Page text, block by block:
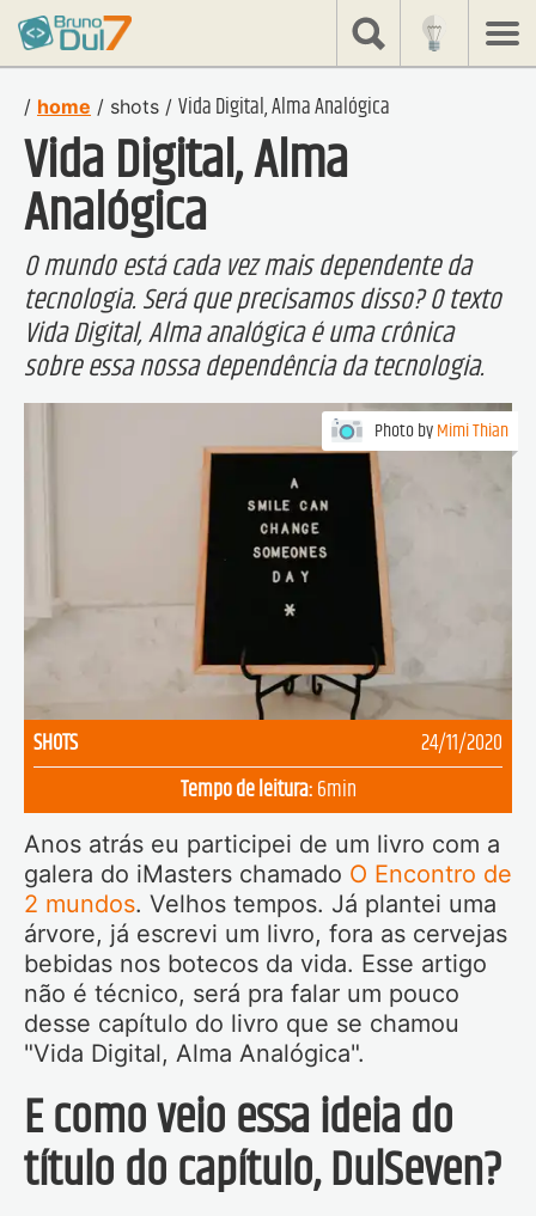
share
/ home / shots / Vida Digital, Alma Analógica
Vida Digital, Alma
Analógica
O mundo está cada vez mais dependente da
tecnologia. Será que precisamos disso? O texto
Vida Digital, Alma analógica é uma crônica
sobre essa nossa dependência da tecnologia.
Photo byMimi Thian
SHOTS
Tempo de leitura:6min
24/11/2020
Anos atrás eu participei de um livro com a
galera do iMasters chamado O Encontro de
2 mundos. Velhos tempos. Já plantei uma
árvore, já escrevi um livro, fora as cervejas
bebidas nos botecos da vida. Esse artigo
não é técnico, será pra falar um pouco
desse capítulo do livro que se chamou
"Vida Digital, Alma Analógica".
E como veio essa ideia do
título do capítulo, DulSeven?
Bruno